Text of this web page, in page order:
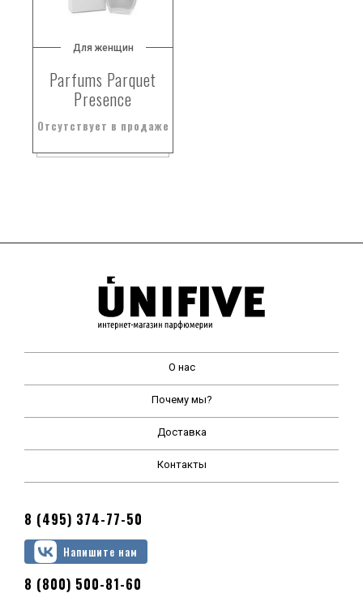
Для женщин
Parfums Parquet
Presence
Отсутствует в продаже
О нас
Почему мы?
Доставка
Контакты
8 (495) 374-77-50
Напишите нам
8 (800) 500-81-60